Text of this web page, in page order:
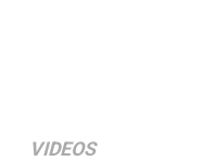
VIDEOS